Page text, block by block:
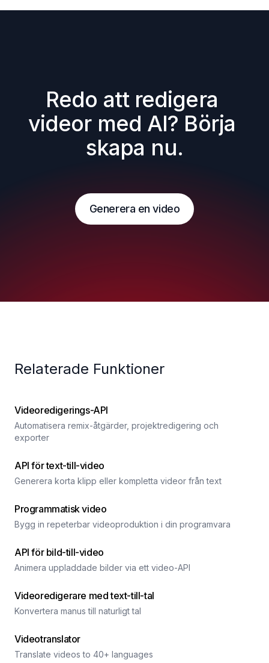
Redo att redigera
videor med AI? Börja
skapa nu.
Generera en video
Relaterade Funktioner
Videoredigerings-API
Automatisera remix-åtgärder, projektredigering och
exporter
API för text-till-video
Generera korta klipp eller kompletta videor från text
Programmatisk video
Bygg in repeterbar videoproduktion i din programvara
API för bild-till-video
Animera uppladdade bilder via ett video-API
Videoredigerare med text-till-tal
Konvertera manus till naturligt tal
Videotranslator
Translate videos to 40+ languages